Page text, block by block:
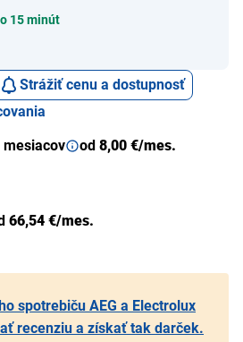
15 minút
Strážiť cenu a dostupnosť
mesiacov
od 8,00 €/mes.
66,54 €/mes.
spotrebiču AEG a Electrolux
recenziu a získať tak darček.